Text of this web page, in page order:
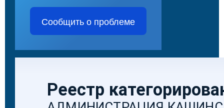
Сообщить о проблеме